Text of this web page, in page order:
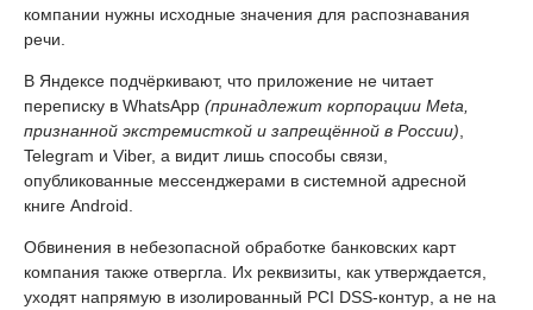
компании нужны исходные значения для распознавания
речи.
В Яндексе подчёркивают, что приложение не читает
переписку в WhatsApp (принадлежит корпорации Meta,
признанной экстремисткой и запрещённой в России)
Telegram и Viber, а видит лишь способы связи,
опубликованные мессенджерами в системной адресной
книге Android.
Обвинения в небезопасной обработке банковских карт
компания также отвергла. Их реквизиты, как утверждается,
уходят напрямую в изолированный PCI DSS-контур, а не на